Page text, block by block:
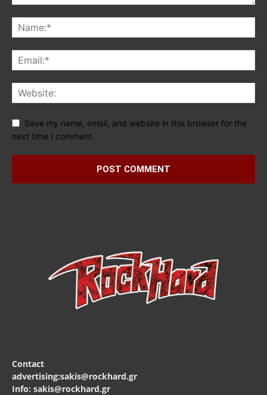
Save my name, email, and website in this browser for the
next time I comment.
Contact
advertising:sakis@rockhard.gr
Info: sakis@rockhard.gr